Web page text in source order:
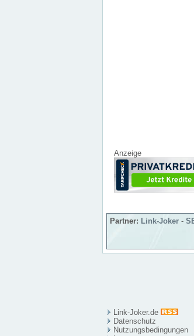
Anzeige
Partner: Link-Joker -
Link-Joker.de
Datenschutz
Nutzungsbedingungen